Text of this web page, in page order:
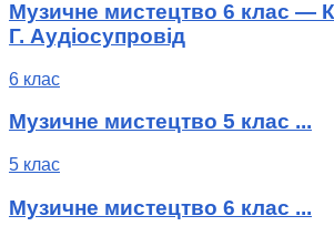
Музичне мистецтво 6 клас —
Г. Аудіосупровід
6 клас
Музичне мистецтво 5 клас ...
5 клас
Музичне мистецтво 6 клас ...